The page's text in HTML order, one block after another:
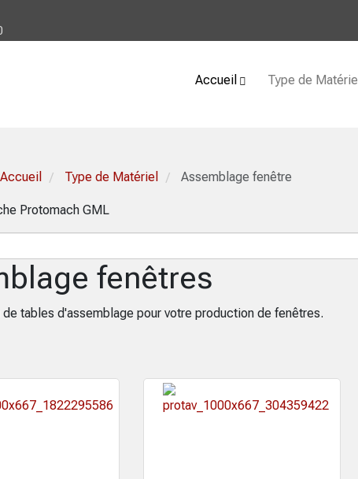
Accueil Type de Matériel
Accueil / Type de Matériel / Assemblage fenêtre
Protomach GML
fenêtres
tables d'assemblage pour votre production de fenêtres.